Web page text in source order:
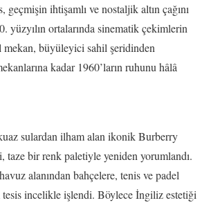
ihtişamlı ve nostaljik altın çağını
yüzyılın ortalarında sinematik çekimlerin
mekan, büyüleyici sahil şeridinden
kadar 1960’ların ruhunu hâlâ
sulardan ilham alan ikonik Burberry
taze bir renk paletiyle yeniden yorumlandı.
alanından bahçelere, tenis ve padel
tesis incelikle işlendi. Böylece İngiliz estetiği